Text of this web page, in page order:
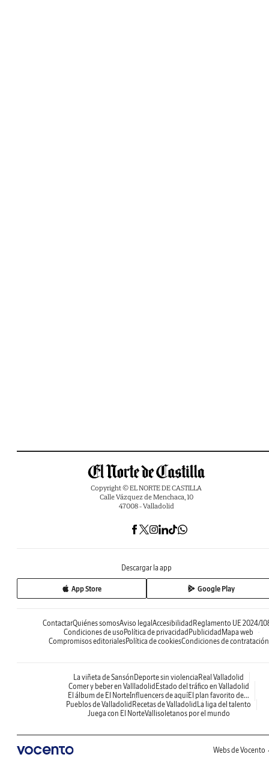
Copyright © EL NORTE DE CASTILLA
Calle Vázquez de Menchaca, 10
47008 - Valladolid
Descargar la app
App Store Google Play
ContactarQuiénes somosAviso legal Accesibilidad Reglamento UE 2024/
Condiciones de uso Política de privacidad Publicidad Mapa web
Compromisos editorialesPolítica de cookiesCondiciones de contratación
La viñeta de Sansón Deporte sin violencia Real Valladolid
Comer y beber en Vallladolid Estado del tráfico en Valladolid
El álbum de El NorteInfluencers de aquíEl plan favorito de...
Pueblos de Valladolid Recetas de Valladolid La liga del talento
Juega con El NorteVallisoletanos por el mundo
Webs de Vocento